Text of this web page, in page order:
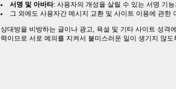
서명 및 아바타: 사용자의 개성을 살릴 수 있는 서명 기
그 외에도 사용자간 메시지 교환 및 사이트 이용에 관한
상대방을 비방하는 글이나 광고, 욕설 및 기타 사이트 성격
력이므로 서로 예의를 지켜서 불미스러운 일이 생기지 않